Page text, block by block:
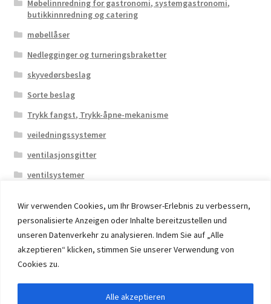
Wir verwenden Cookies, um Ihr Browser-Erlebnis zu verbessern,
personalisierte Anzeigen oder Inhalte bereitzustellen und
unseren Datenverkehr zu analysieren. Indem Sie auf „Alle
akzeptieren“ klicken, stimmen Sie unserer Verwendung von
Cookies zu.
Alle akzeptieren
Møbelinnredning for gastronomi, systemgastronomi,
butikkinnredning og catering
møbellåser
Nedlegginger og turneringsbraketter
skyvedørsbeslag
Sorte beslag
Trykk fangst, Trykk-åpne-mekanisme
veiledningssystemer
ventilasjonsgitter
ventilsystemer
© 2026 Eruon Trade UG, Germany, member of the ERUON